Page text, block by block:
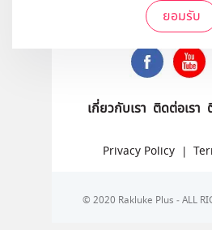
ยอมรับ
ติดตามเรา
เกี่ยวกับเรา ติดต่อเรา
Privacy Policy |
© 2020 Rakluke Plus - ALL